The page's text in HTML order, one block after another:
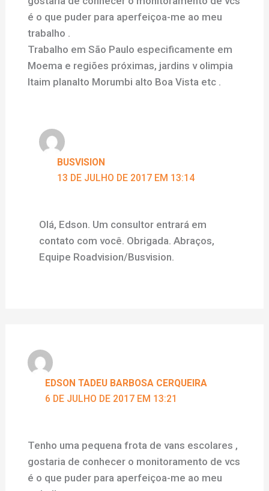
é o que puder para aperfeiçoa-me ao meu
trabalho .
Trabalho em São Paulo especificamente em
Moema e regiões próximas, jardins v olimpia
Itaim planalto Morumbi alto Boa Vista etc .
BUSVISION
13 DE JULHO DE 2017 EM 13:14
Olá, Edson. Um consultor entrará em
contato com você. Obrigada. Abraços,
Equipe Roadvision/Busvision.
EDSON TADEU BARBOSA CERQUEIRA
6 DE JULHO DE 2017 EM 13:21
Tenho uma pequena frota de vans escolares ,
gostaria de conhecer o monitoramento de vcs
é o que puder para aperfeiçoa-me ao meu